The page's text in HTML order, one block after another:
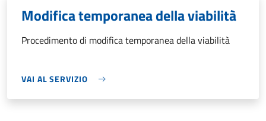
Modifica temporanea della viabilità
Procedimento di modifica temporanea della viabilità
VAI AL SERVIZIO